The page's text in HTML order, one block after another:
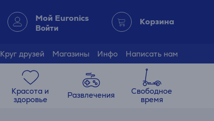
Мой Euronics
Войти
Корзина
Круг друзей Магазины Инфо Написать нам
Красота и
здоровье
Развлечения
Свободное
время